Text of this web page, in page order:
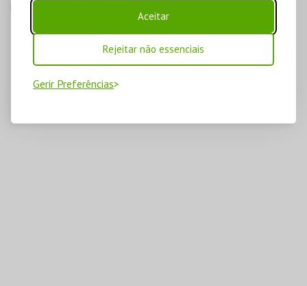
Aceitar
Rejeitar não essenciais
Gerir Preferências
Direcções para Museu do Vinho Bairrada